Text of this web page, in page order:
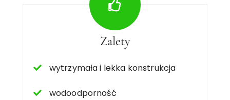
Zalety
wytrzymała i lekka konstrukcja
wodoodporność